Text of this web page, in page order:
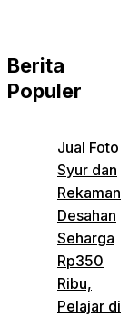
Berita
Populer
Jual Foto
Syur dan
Rekaman
Desahan
Seharga
Rp350
Ribu,
Pelajar di